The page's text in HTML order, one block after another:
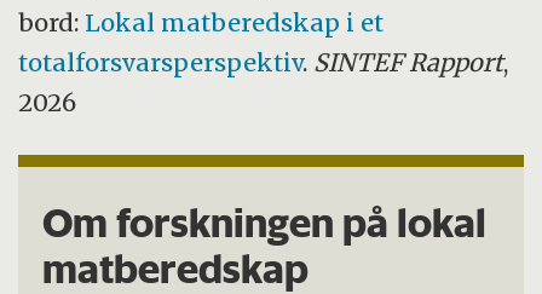
bord: Lokal matberedskap i et
totalforsvarsperspektiv. SINTEF Rapport,
2026
Om forskningen på lokal
matberedskap